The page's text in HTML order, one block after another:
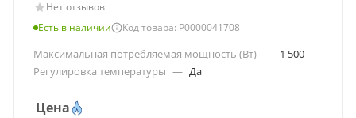
Нет отзывов
Есть в наличии
Код товара: Р0000041708
Максимальная потребляемая мощность (Вт) — 1 500
Регулировка температуры — Да
Цена